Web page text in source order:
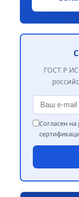
ГОСТ Р
Согласен